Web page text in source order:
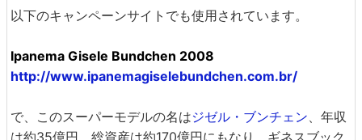
以下のキャンペーンサイトでも使用されています。
Ipanema Gisele Bundchen 2008
http://www.ipanemagiselebundchen.com.br/
で、このスーパーモデルの名はジゼル・ブンチェン、年収
は約35億円、総資産は約170億円にもなり、ギネスブック